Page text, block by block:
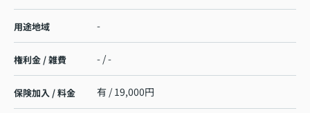
用途地域 -
権利金 / 雑費 - / -
保険加入 / 料金 有 / 19,000円